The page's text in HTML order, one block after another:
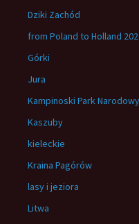
Dziki Zachód
from Poland to Holland
Górki
Jura
Kampinoski Park Narodowy
Kaszuby
kieleckie
Kraina Pagórów
lasy i jeziora
Litwa